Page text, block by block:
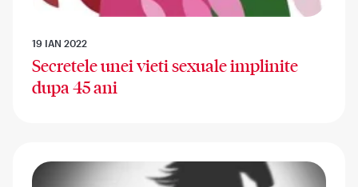
19 IAN 2022
Secretele unei vieti sexuale implinite
dupa 45 ani